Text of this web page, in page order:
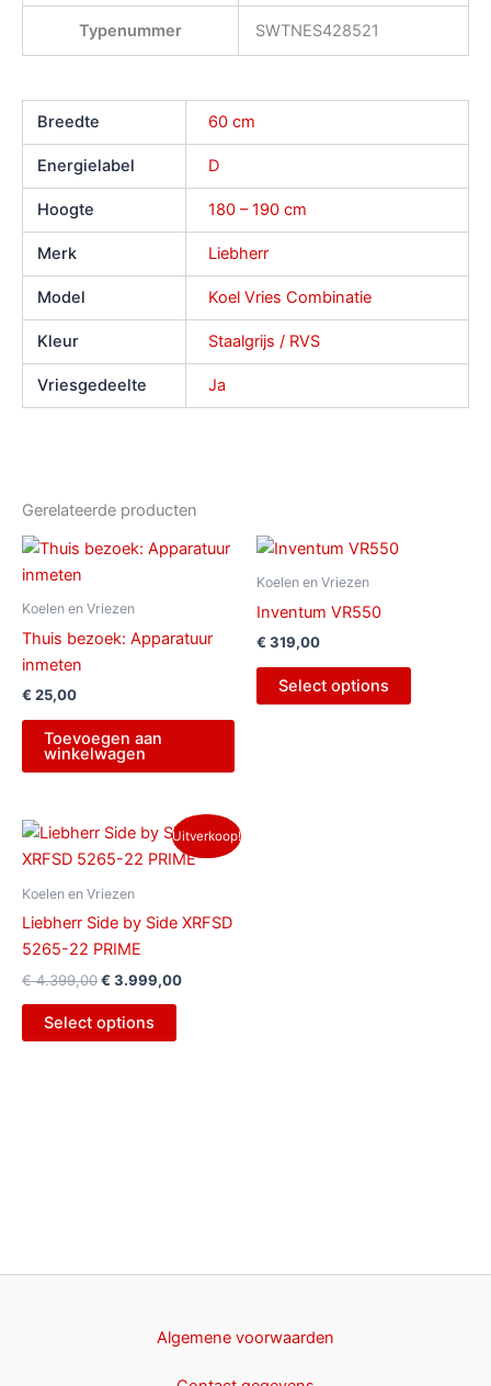
Typenummer SWTNES428521
Breedte 60 cm
Energielabel D
Hoogte 180 – 190 cm
Merk Liebherr
Model Koel Vries Combinatie
Kleur Staalgrijs / RVS
Vriesgedeelte Ja
Gerelateerde producten
Koelen en Vriezen
Thuis bezoek: Apparatuur
inmeten
€ 25,00
Toevoegen aan
winkelwagen
Koelen en Vriezen
Inventum VR550
€ 319,00
Select options
Uitverkoop!
Koelen en Vriezen
Liebherr Side by Side XRFSD
5265-22 PRIME
€4.399,00
Oorspronkelijke
was:
€ 3.999,00
Huidige
prijs
is:
Select options
Algemene voorwaarden